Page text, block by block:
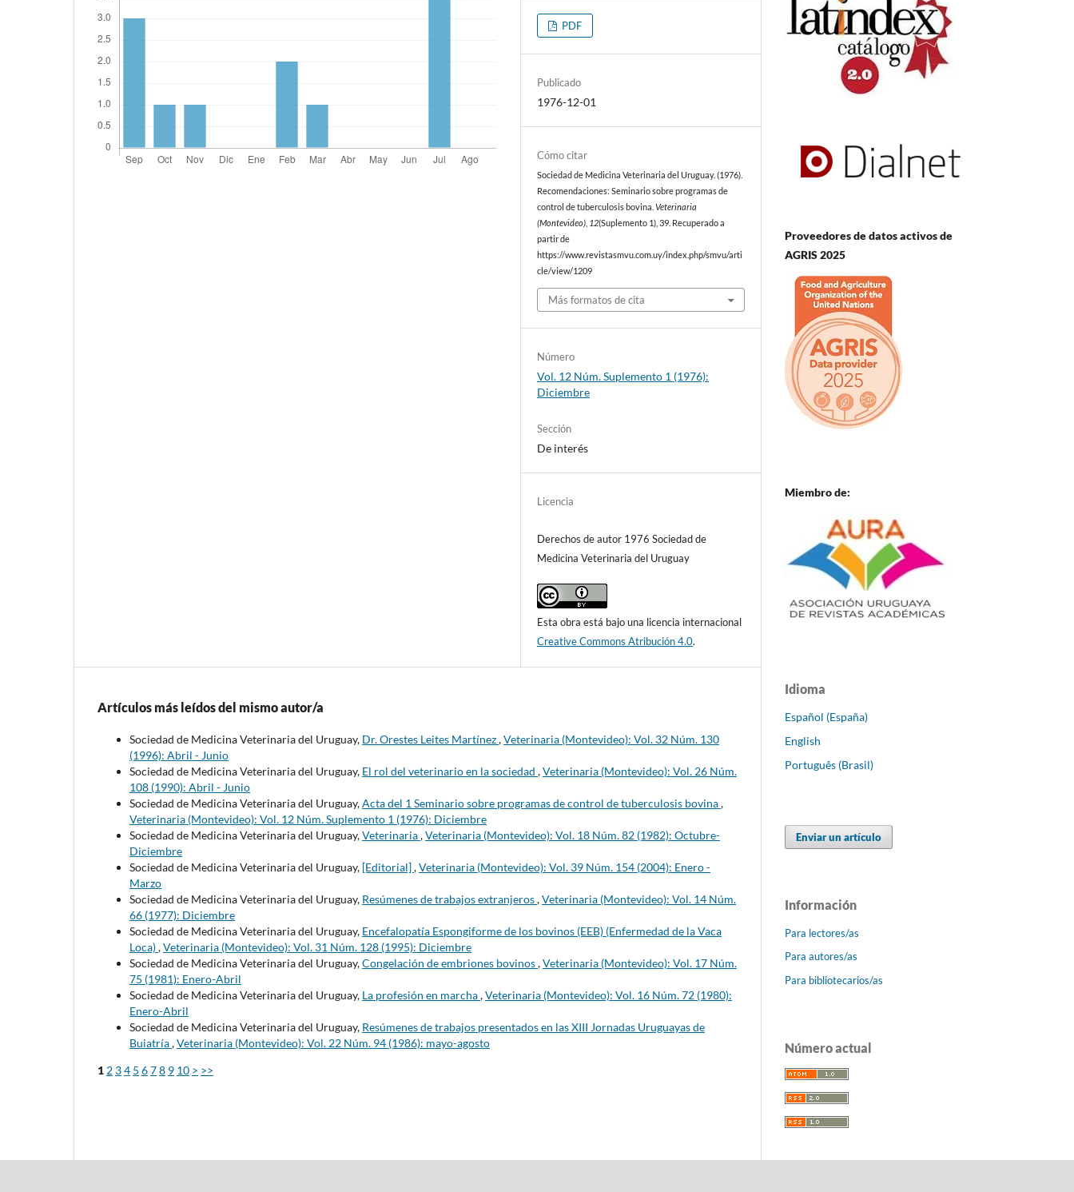
PDF
Publicado
1976-12-01
Cómo citar
Sociedad de Medicina Veterinaria del Uruguay. (1976).
Recomendaciones: Seminario sobre programas de
control de tuberculosis bovina.Veterinaria
(Montevideo) 12(Suplemento 1), 39. Recuperado a
partir de
https://www.revistasmvu.com.uy/index.php/smvu/arti
cle/view/1209
Más formatos de cita
Número
Vol. 12 Núm. Suplemento 1 (1976):
Diciembre
Sección
De interés
Licencia
Derechos de autor 1976 Sociedad de
Medicina Veterinaria del Uruguay
Esta obra está bajo una licencia internacional
Creative Commons Atribución 4.0.
Artículos más leídos del mismo autor/a
Sociedad de Medicina Veterinaria del Uruguay, Dr. Orestes Leites Martínez,Veterinaria (Montevideo): Vol. 32 Núm. 130
(1996): Abril - Junio
Sociedad de Medicina Veterinaria del Uruguay, El rol del veterinario en la sociedad ,Veterinaria (Montevideo): Vol. 26 Núm.
108 (1990): Abril - Junio
Sociedad de Medicina Veterinaria del Uruguay,Acta del 1 Seminario sobre programas de control de tuberculosis bovina,
Veterinaria (Montevideo): Vol. 12 Núm. Suplemento 1 (1976): Diciembre
Sociedad de Medicina Veterinaria del Uruguay,Veterinaria,Veterinaria (Montevideo): Vol. 18 Núm. 82 (1982): Octubre-
Diciembre
Sociedad de Medicina Veterinaria del Uruguay, [Editorial],Veterinaria (Montevideo): Vol. 39 Núm. 154 (2004): Enero -
Marzo
Sociedad de Medicina Veterinaria del Uruguay, Resúmenes de trabajos extranjeros,Veterinaria (Montevideo): Vol. 14 Núm.
66 (1977): Diciembre
Sociedad de Medicina Veterinaria del Uruguay, Encefalopatía Espongiforme de los bovinos (EEB) (Enfermedad de la Vaca
Loca),Veterinaria (Montevideo): Vol. 31 Núm. 128 (1995): Diciembre
Sociedad de Medicina Veterinaria del Uruguay,Congelación de embriones bovinos,Veterinaria (Montevideo): Vol. 17 Núm.
75 (1981): Enero-Abril
Sociedad de Medicina Veterinaria del Uruguay, La profesión en marcha,Veterinaria (Montevideo): Vol. 16 Núm. 72 (1980):
Enero-Abril
Sociedad de Medicina Veterinaria del Uruguay, Resúmenes de trabajos presentados en las XIII Jornadas Uruguayas de
Buiatría,Veterinaria (Montevideo): Vol. 22 Núm. 94 (1986): mayo-agosto
1 2 34 5 678 9 10 > >>
Proveedores de datos activos de
AGRIS 2025
Miembro de:
Idioma
Español (España)
English
Português (Brasil)
Enviar un artículo
Información
Para lectores/as
Para autores/as
Para bibliotecarios/as
Número actual